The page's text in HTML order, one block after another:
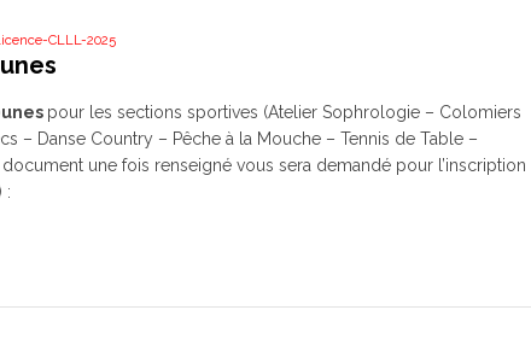
CLLL-2025
pour les sections sportives (Atelier Sophrologie – Colomiers
– Danse Country – Pêche à la Mouche – Tennis de Table –
une fois renseigné vous sera demandé pour l’inscription
: